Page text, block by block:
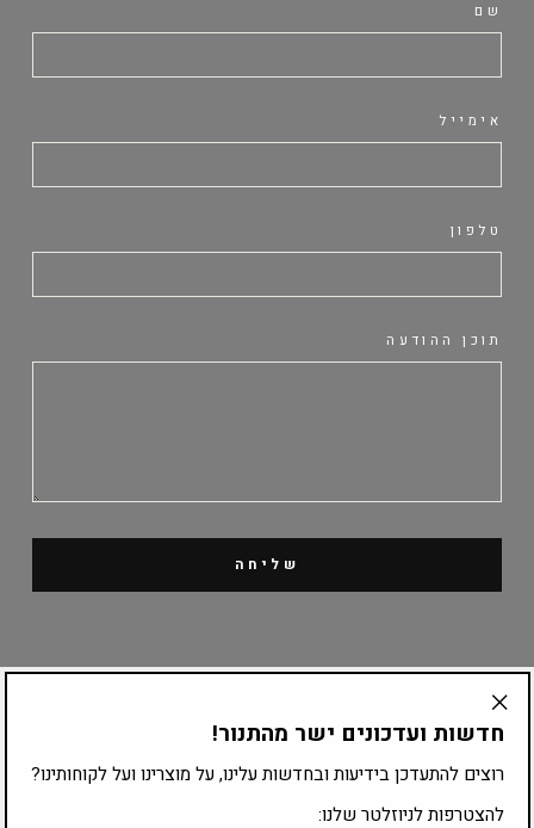
שם
אימייל
טלפון
תוכן ההודעה
שליחה
קטלוג מוצרים
ציוד לפי עיסוק
חדשות ועדכונים ישר מהתנור!
רוצים להתעדכן בידיעות ובחדשות עלינו, על מוצרינו ועל לקוחותינו?
להצטרפות לניוזלטר שלנו:
"Translation
he.general.accessibility.close_modal"